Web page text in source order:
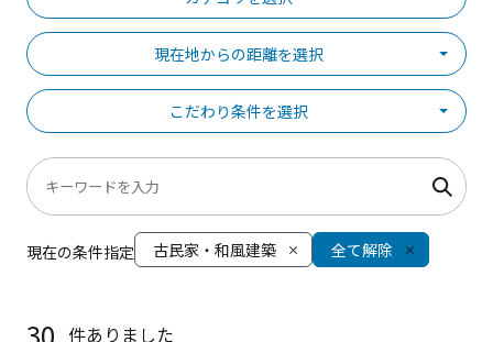
現在地からの距離を選択
こだわり条件を選択
現在の条件指定 古民家・和風建築 全て解除
件ありました